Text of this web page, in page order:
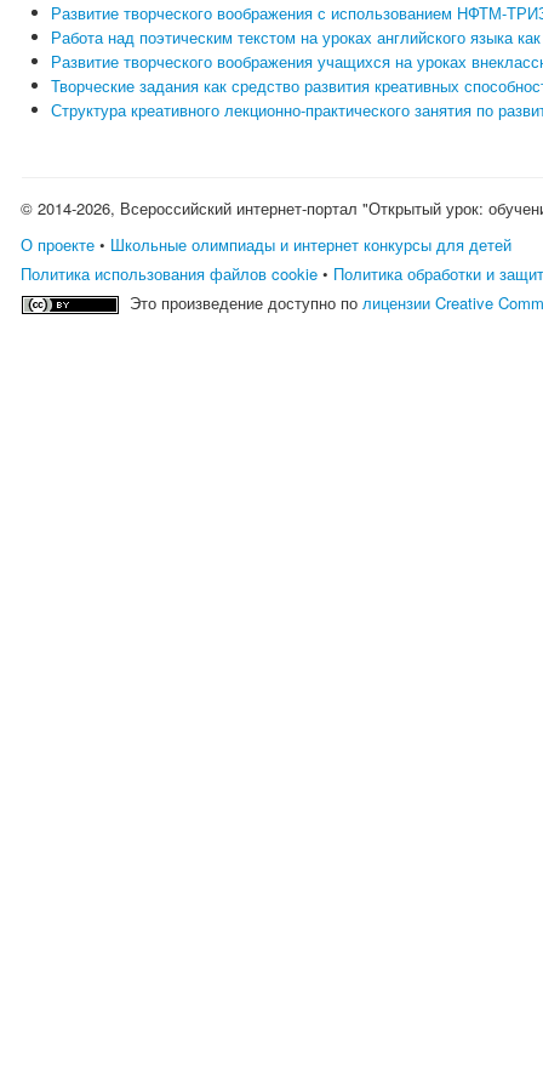
Развитие творческого воображения с использованием НФТМ-
Работа над поэтическим текстом на уроках английского языка
Развитие творческого воображения учащихся на уроках
Творческие задания как средство развития креативных
Структура креативного лекционно-практического занятия по
© 2014-2026, Всероссийский интернет-портал "Открытый урок:
О проекте • Школьные олимпиады и интернет конкурсы для детей
Политика использования файлов cookie • Политика обработки и
Это произведение доступно полицензии Creative